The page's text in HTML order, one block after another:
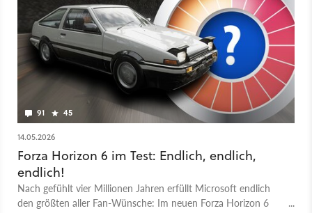
91 45
14.05.2026
Forza Horizon 6 im Test: Endlich, endlich,
endlich!
Nach gefühlt vier Millionen Jahren erfüllt Microsoft endlich
den größten aller Fan-Wünsche: Im neuen Forza Horizon 6